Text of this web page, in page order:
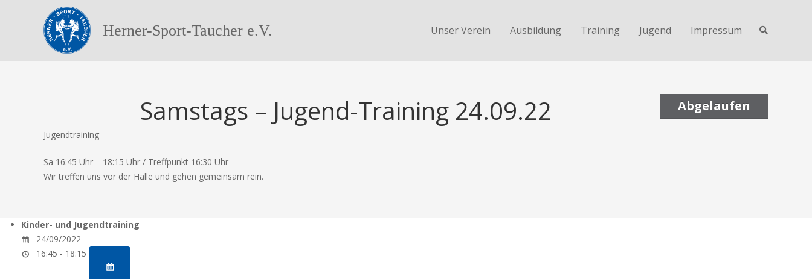
Herner-Sport-Taucher e.V. Unser Verein Ausbildung Training Jugend Impressum
Abgelaufen
Samstags – Jugend-Training 24.09.22
Jugendtraining
Sa 16:45 Uhr – 18:15 Uhr / Treffpunkt 16:30 Uhr
Wir treffen uns vor der Halle und gehen gemeinsam rein.
Kinder- und Jugendtraining
24/09/2022
16:45 - 18:15